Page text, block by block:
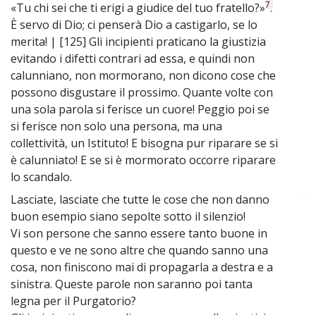
«Tu chi sei che ti erigi a giudice del tuo fratello?»7.
È servo di Dio; ci penserà Dio a castigarlo, se lo
merita! | [125] Gli incipienti praticano la giustizia
evitando i difetti contrari ad essa, e quindi non
calunniano, non mormorano, non dicono cose che
possono disgustare il prossimo. Quante volte con
una sola parola si ferisce un cuore! Peggio poi se
si ferisce non solo una persona, ma una
collettività, un Istituto! E bisogna pur riparare se si
è calunniato! E se si è mormorato occorre riparare
lo scandalo.
Lasciate, lasciate che tutte le cose che non danno
buon esempio siano sepolte sotto il silenzio!
Vi son persone che sanno essere tanto buone in
questo e ve ne sono altre che quando sanno una
cosa, non finiscono mai di propagarla a destra e a
sinistra. Queste parole non saranno poi tanta
legna per il Purgatorio?